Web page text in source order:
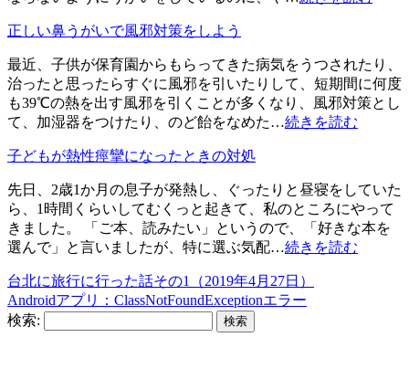
正しい鼻うがいで風邪対策をしよう
最近、子供が保育園からもらってきた病気をうつされたり、
治ったと思ったらすぐに風邪を引いたりして、短期間に何度
も39℃の熱を出す風邪を引くことが多くなり、風邪対策とし
て、加湿器をつけたり、のど飴をなめた…続きを読む
子どもが熱性痙攣になったときの対処
先日、2歳1か月の息子が発熱し、ぐったりと昼寝をしていた
ら、1時間くらいしてむくっと起きて、私のところにやって
きました。 「ご本、読みたい」というので、「好きな本を
選んで」と言いましたが、特に選ぶ気配…続きを読む
台北に旅行に行った話その1（2019年4月27日）
Androidアプリ：ClassNotFoundExceptionエラー
検索: